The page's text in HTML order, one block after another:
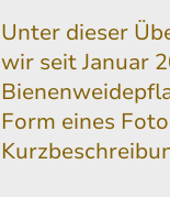
Unter dieser
wir seit Januar
Form eines